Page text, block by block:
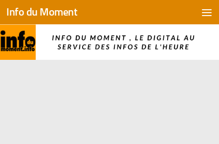
Skip to content
Info du Moment